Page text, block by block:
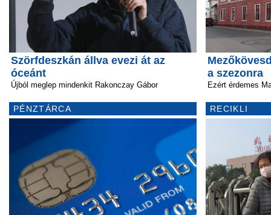
Szörfdeszkán állva evezi át az
óceánt
Újból meglep mindenkit Rakonczay Gábor
PÉNZTÁRCA
a szezonra
Ezért érdemes
RECIKLI